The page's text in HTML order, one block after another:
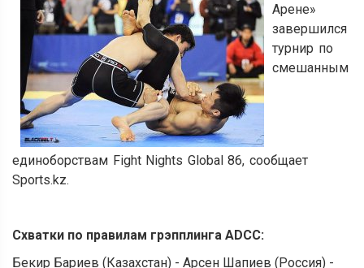
Арене»
завершился
турнир по
смешанным
единоборствам Fight Nights Global 86, сообщает
Sports.kz.
Схватки по правилам грэпплинга ADCC:
Бекир Бариев (Казахстан) - Арсен Шапиев (Россия) -